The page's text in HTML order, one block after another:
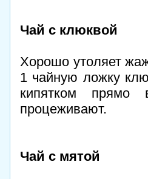
Чай с клюквой
Хорошо утоляет
1 чайную ложку
кипятком
процеживают.
Чай с мятой